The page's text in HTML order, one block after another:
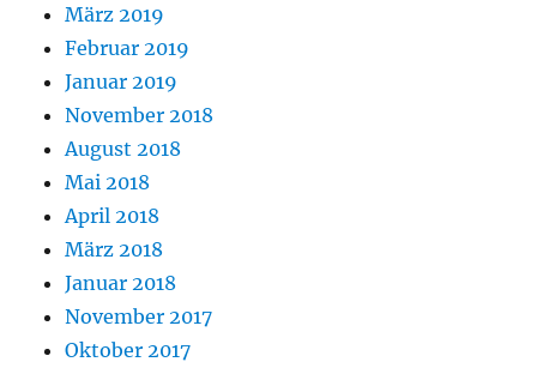
März 2019
Februar 2019
Januar 2019
November 2018
August 2018
Mai 2018
April 2018
März 2018
Januar 2018
November 2017
Oktober 2017